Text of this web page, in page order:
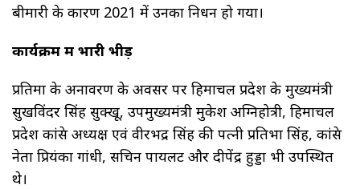
बीमारी के कारण 2021 में उनका निधन हो गया।
कार्यक्रम में भारी भीड़
प्रतिमा के अनावरण के अवसर पर हिमाचल प्रदेश के मुख्यमंत्री
सुखविंदर सिंह सुक्खू, उपमुख्यमंत्री मुकेश अग्निहोत्री, हिमाचल
प्रदेश कांग्रेस अध्यक्ष एवं वीरभद्र सिंह की पत्नी प्रतिभा सिंह, कांग्रेस
नेता प्रियंका गांधी, सचिन पायलट और दीपेंद्र हुड्डा भी उपस्थित
थे।